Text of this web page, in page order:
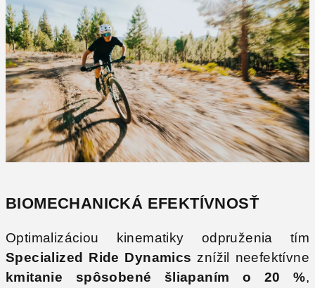
BIOMECHANICKÁ EFEKTÍVNOSŤ
Optimalizáciou kinematiky odpruženia tím
Specialized Ride Dynamics znížil neefektívne
kmitanie spôsobené šliapaním o 20 %,